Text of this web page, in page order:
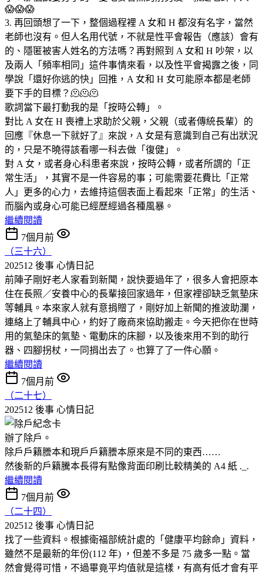
😱😱😱
3. 再回頭想了一下，整個過程裡 A 女和 H 都沒有名字，當然
老師也沒有。但人名用代號，不就是性平會報告（應該）會有
的、隱匿被害人姓名的方法嗎？再對照到 A 女和 H 吵架，以
及兩人「頻率相同」這件事情來看，以及性平會揭露之後，同
學說「還好你逃的快」回推，A 女和 H 女可能原本都是老師
要下手的目標？🫠🫠🫠
歌詞當下最打動我的是「按時公轉」。
對比 A 女在 H 喪禮上求助於父親，父親（或者傳統長輩）的
回應『休息一下就好了』來說，A 女是有意識到自己有出狀況
的，只是不曉得該看哪一科去做「復健」。
對 A 女，或者身心科患者來說，按時公轉，或者所謂的「正
常生活」，其實不是一件容易的事；可能需要花費比「正常
人」更多的心力，去維持這個表面上看起來「正常」的生活、
而腦內或身心可能已經歷經過各種風暴。
繼續閱讀
7個月前
（三十六）
202512 後事 心情日記
前陣子剛好老人家看到新聞，說快要過年了，很多人會把原本
住在長照／安養中心的長輩接回家過年，但家裡卻缺乏氣墊床
等輔具。本來家人就有意捐贈了，剛好加上新聞的推波助瀾，
連絡上了輔具中心，約好了廠商來協助搬走。今天把你在世時
用的氣墊床的氣墊、電動床的床腳，以及後來用不到的助行
器、四腳拐杖，一同捐出去了。也算了了一件心願。
繼續閱讀
7個月前
（二十七）
202512 後事 心情日記
辦了除戶。
除戶戶籍謄本和現戶戶籍謄本原來是不同的東西……
然後新的戶籍騰本長得有點像背面印刷比較精美的 A4 紙 ._.
繼續閱讀
7個月前
（二十四）
202512 後事 心情日記
找了一些資料。根據衛福部統計處的「健康平均餘命」資料，
雖然不是最新的年份(112 年) ，但差不多是 75 歲多一點。當
然會覺得可惜，不過畢竟平均值就是這樣，有高有低才會有平